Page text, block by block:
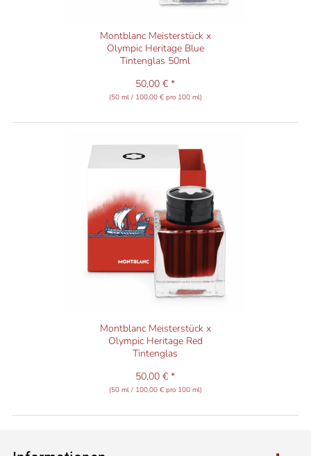
Montblanc Meisterstück x
Olympic Heritage Blue
Tintenglas 50ml
50,00 € *
(50 ml / 100,00 € pro 100 ml)
Montblanc Meisterstück x
Olympic Heritage Red
Tintenglas
50,00 € *
(50 ml / 100,00 € pro 100 ml)